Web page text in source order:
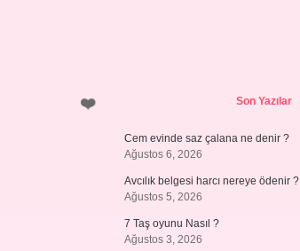
SidebarSon Yazılar
Cem evinde saz çalana ne denir ?
Ağustos 6, 2026
Avcılık belgesi harcı nereye ödenir ?
Ağustos 5, 2026
7 Taş oyunu Nasıl ?
Ağustos 3, 2026